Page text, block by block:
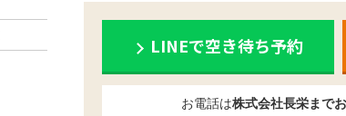
LINEで空き待ち予約
お電話は株式会社長栄まで